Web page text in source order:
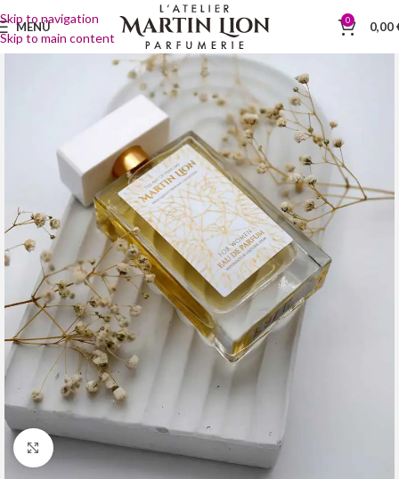
Skip to navigation
Skip to main content
MENÜ 0 0,00
Büyütmek için tıklayın